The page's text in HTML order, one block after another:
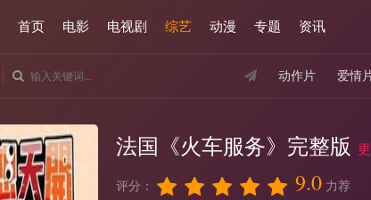
首页 电影 电视剧 综艺 动漫 专题 资讯
动作片 爱情
法国《火车服务》完整版
评分： 9.0 力荐